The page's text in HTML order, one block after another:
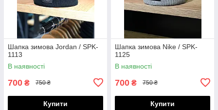
Шапка зимова Jordan / SPK-
1113
В наявності
700 ₴ 750 ₴
Купити
Шапка зимова Nike / SPK-
1125
В наявності
700 ₴ 750 ₴
Купити